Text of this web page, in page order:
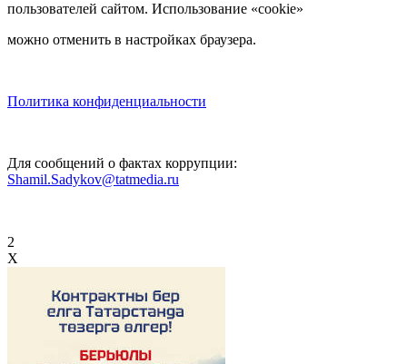
пользователей сайтом. Использование «cookie»
можно отменить в настройках браузера.
Политика конфиденциальности
Для сообщений о фактах коррупции:
Shamil.Sadykov@tatmedia.ru
2
X